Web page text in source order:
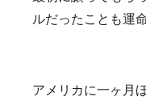
ルだったことも運
アメリカに一ヶ月